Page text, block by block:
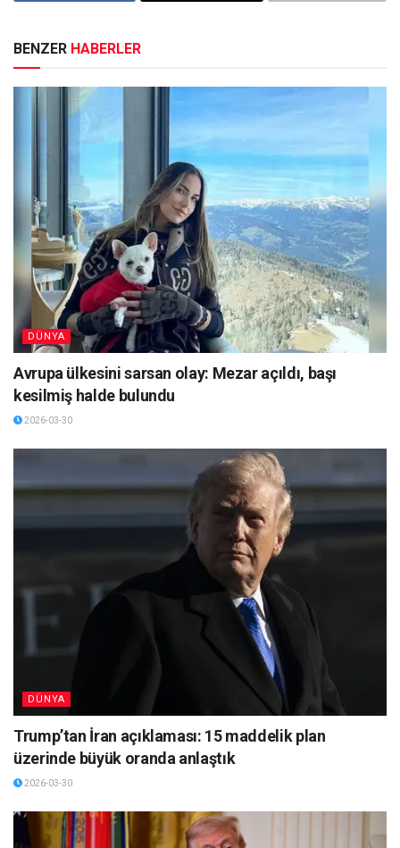
BENZER HABERLER
DÜNYA
Avrupa ülkesini sarsan olay: Mezar açıldı, başı
kesilmiş halde bulundu
2026-03-30
DÜNYA
Trump’tan İran açıklaması: 15 maddelik plan
üzerinde büyük oranda anlaştık
2026-03-30